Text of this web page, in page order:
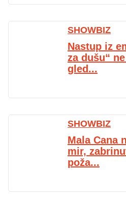
SHOWBIZ
Nastup iz
za dušu“
gled...
SHOWBIZ
Mala Cana
mir,
poža...